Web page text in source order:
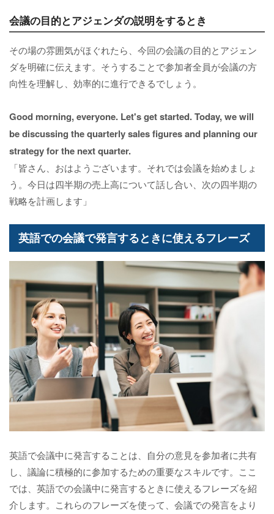
会議の目的とアジェンダの説明をするとき
その場の雰囲気がほぐれたら、今回の会議の目的とアジェン
ダを明確に伝えます。そうすることで参加者全員が会議の方
向性を理解し、効率的に進行できるでしょう。
Good morning, everyone. Let's get started. Today, we will
be discussing the quarterly sales figures and planning our
strategy for the next quarter.
「皆さん、おはようございます。それでは会議を始めましょ
う。今日は四半期の売上高について話し合い、次の四半期の
戦略を計画します」
英語での会議で発言するときに使えるフレーズ
英語で会議中に発言することは、自分の意見を参加者に共有
し、議論に積極的に参加するための重要なスキルです。ここ
では、英語での会議中に発言するときに使えるフレーズを紹
介します。これらのフレーズを使って、会議での発言をより